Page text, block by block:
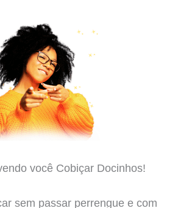
você Cobiçar Docinhos!
sem passar perrengue e com